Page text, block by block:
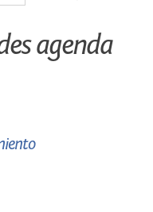
agenda